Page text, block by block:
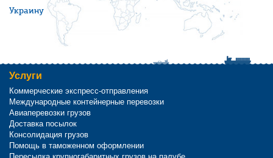
Украину
Услуги
Коммерческие экспресс-отправления
Международные контейнерные перевозки
Авиаперевозки грузов
Доставка посылок
Консолидация грузов
Помощь в таможенном оформлении